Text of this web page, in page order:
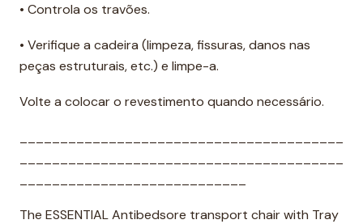
• Controla os travões.
• Verifique a cadeira (limpeza, fissuras, danos nas
peças estruturais, etc.) e limpe-a.
Volte a colocar o revestimento quando necessário.
The ESSENTIAL Antibedsore transport chair with Tray